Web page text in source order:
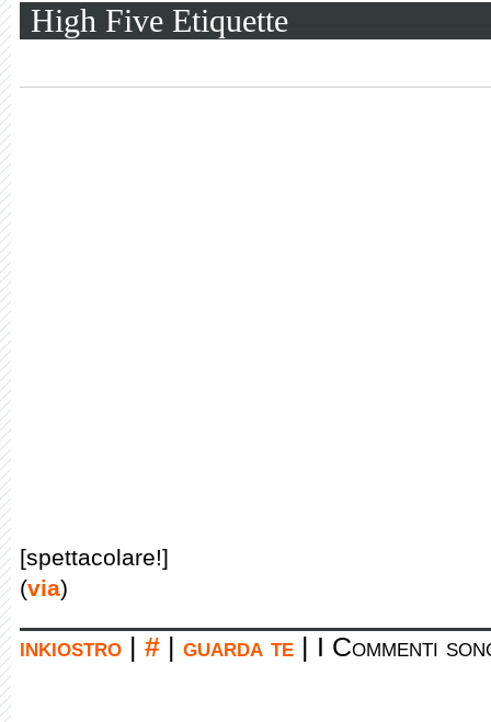
High Five Etiquette
[spettacolare!]
(via)
inkiostro | # | guarda te | I Commenti